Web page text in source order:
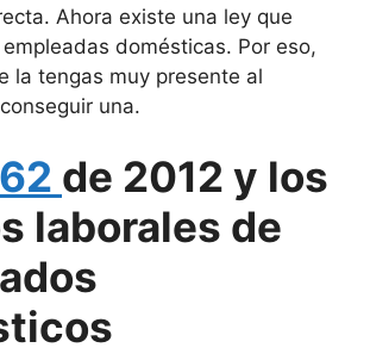
Ahora existe una ley que
domésticas. Por eso,
la tengas muy presente al
una.
de 2012 y los
laborales de